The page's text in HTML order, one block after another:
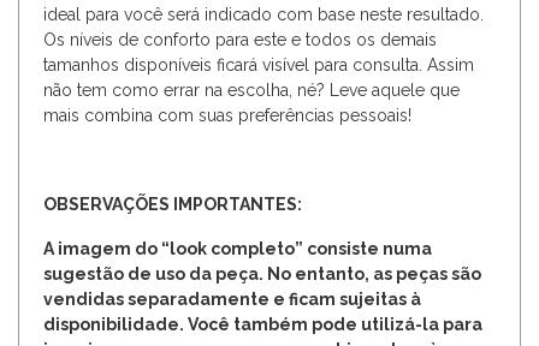
ideal para você será indicado com base neste resultado.
Os níveis de conforto para este e todos os demais
tamanhos disponíveis ficará visível para consulta. Assim
não tem como errar na escolha, né? Leve aquele que
mais combina com suas preferências pessoais!
OBSERVAÇÕES IMPORTANTES:
A imagem do “look completo” consiste numa
sugestão de uso da peça. No entanto, as peças são
vendidas separadamente e ficam sujeitas à
disponibilidade. Você também pode utilizá-la para